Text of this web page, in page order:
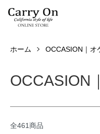
ホーム OCCASION｜オ
OCCASION
全461商品